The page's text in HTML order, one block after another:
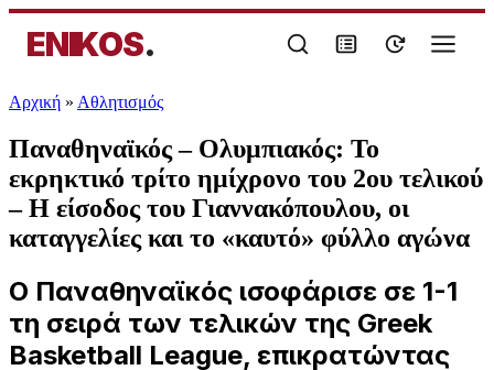
ENIKOS.
Αρχική » Αθλητισμός
Παναθηναϊκός – Ολυμπιακός: Το
εκρηκτικό τρίτο ημίχρονο του 2ου τελικού
– Η είσοδος του Γιαννακόπουλου, οι
καταγγελίες και το «καυτό» φύλλο αγώνα
Ο Παναθηναϊκός ισοφάρισε σε 1-1
τη σειρά των τελικών της Greek
Basketball League, επικρατώντας